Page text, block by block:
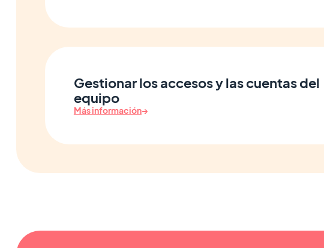
Gestionar los accesos y las cuentas del
equipo
Más información→